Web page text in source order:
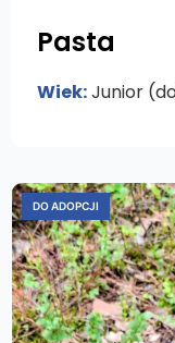
Pasta
Wiek:Junior
DO ADOPCJI